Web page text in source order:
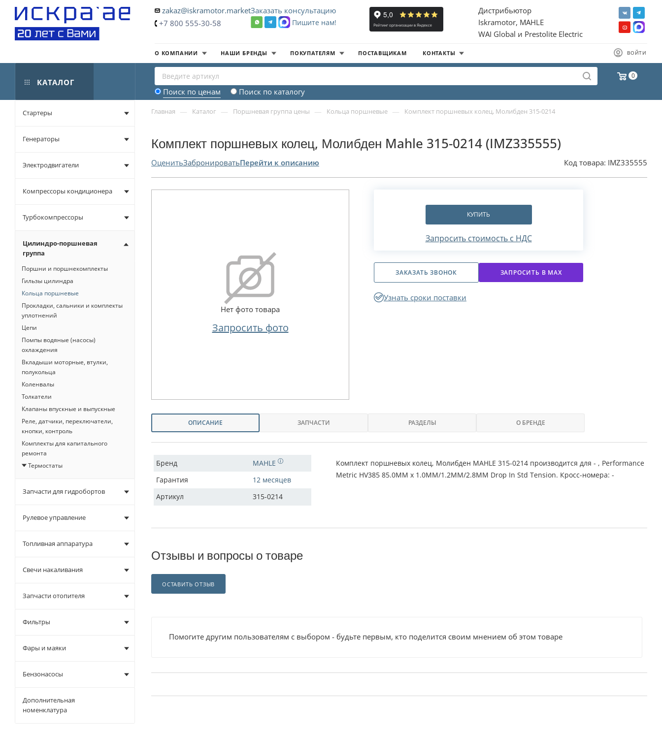
zakaz@iskramotor.market
+7 800 555-30-58
Заказать консультацию
Пишите нам!
Дистрибьютор
Iskramotor, MAHLE
WAI Global и Prestolite Electric
ВОЙТИ
О КОМПАНИИ НАШИ БРЕНДЫ ПОКУПАТЕЛЯМ ПОСТАВЩИКАМ КОНТАКТЫ
0
КАТАЛОГ
Поиск по ценам Поиск по каталогу
Главная — Каталог — Поршневая группа цены — Кольца поршневые — Комплект поршневых колец, Молибден 315-0214
Комплект поршневых колец, Молибден Mahle 315-0214 (IMZ335555)
ОценитьЗабронироватьПерейти к описанию Код товара: IMZ335555
Нет фото товара
Запросить фото
КУПИТЬ
Запросить стоимость с НДС
ЗАКАЗАТЬ ЗВОНОК ЗАПРОСИТЬ В МАХ
Узнать сроки поставки
ОПИСАНИЕ ЗАПЧАСТИ РАЗДЕЛЫ О БРЕНДЕ
Бренд
MAHLE
Гарантия
12 месяцев
Артикул
315-0214
Комплект поршневых колец, Молибден MAHLE 315-0214 производится для - , Performance
Metric HV385 85.0MM x 1.0MM/1.2MM/2.8MM Drop In Std Tension. Кросс-номера: -
Отзывы и вопросы о товаре
ОСТАВИТЬ ОТЗЫВ
Помогите другим пользователям с выбором - будьте первым, кто поделится своим мнением об этом товаре
Стартеры
Генераторы
Электродвигатели
Компрессоры кондиционера
Турбокомпрессоры
Цилиндро-поршневая
группа
Поршни и поршнекомплекты
Гильзы цилиндра
Кольца поршневые
Прокладки, сальники и комплекты
уплотнений
Цепи
Помпы водяные (насосы)
охлаждения
Вкладыши моторные, втулки,
полукольца
Коленвалы
Толкатели
Клапаны впускные и выпускные
Реле, датчики, переключатели,
кнопки, контроль
Комплекты для капитального
ремонта
Термостаты
Запчасти для гидробортов
Рулевое управление
Топливная аппаратура
Свечи накаливания
Запчасти отопителя
Фильтры
Фары и маяки
Бензонасосы
Дополнительная
номенклатура